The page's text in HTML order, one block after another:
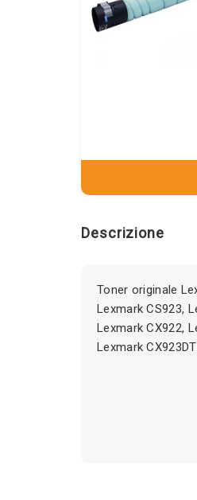
Descrizione
Toner originale
Lexmark CS923,
Lexmark CX922,
Lexmark